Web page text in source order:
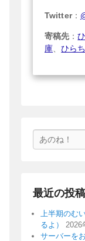
Twitter：
寄稿先 ：
庫 、ひら
索
最近の投稿
上半期のむ
るよ）
2026
サーバーを